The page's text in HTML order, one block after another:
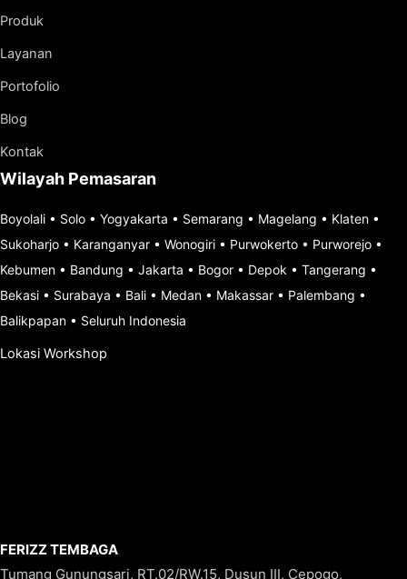
Produk
Layanan
Portofolio
Blog
Kontak
Wilayah Pemasaran
Boyolali • Solo • Yogyakarta • Semarang • Magelang • Klaten •
Sukoharjo • Karanganyar • Wonogiri • Purwokerto • Purworejo •
Kebumen • Bandung • Jakarta • Bogor • Depok • Tangerang •
Bekasi • Surabaya • Bali • Medan • Makassar • Palembang •
Balikpapan • Seluruh Indonesia
Lokasi Workshop
FERIZZ TEMBAGA
Tumang Gunungsari, RT.02/RW.15, Dusun III, Cepogo,